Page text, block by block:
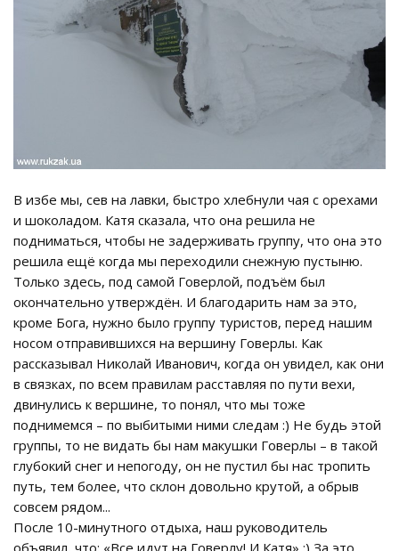
В избе мы, сев на лавки, быстро хлебнули чая с орехами
и шоколадом. Катя сказала, что она решила не
подниматься, чтобы не задерживать группу, что она это
решила ещё когда мы переходили снежную пустыню.
Только здесь, под самой Говерлой, подъём был
окончательно утверждён. И благодарить нам за это,
кроме Бога, нужно было группу туристов, перед нашим
носом отправившихся на вершину Говерлы. Как
рассказывал Николай Иванович, когда он увидел, как они
в связках, по всем правилам расставляя по пути вехи,
двинулись к вершине, то понял, что мы тоже
поднимемся – по выбитыми ними следам :) Не будь этой
группы, то не видать бы нам макушки Говерлы – в такой
глубокий снег и непогоду, он не пустил бы нас тропить
путь, тем более, что склон довольно крутой, а обрыв
совсем рядом...
После 10-минутного отдыха, наш руководитель
объявил, что: «Все идут на Говерлу! И Катя» :) За это